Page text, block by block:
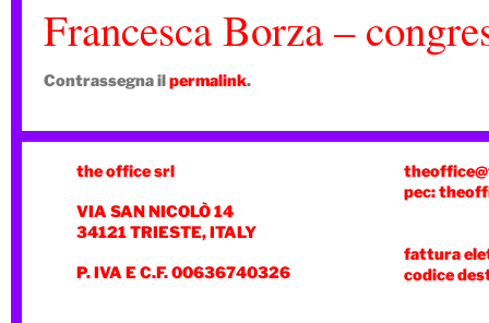
Francesca Borza –
Contrassegna ilpermalink.
the office srl
VIA SAN NICOLÒ 14
34121 TRIESTE, ITALY
P. IVA E C.F. 00636740326
pec:
fattura
codice